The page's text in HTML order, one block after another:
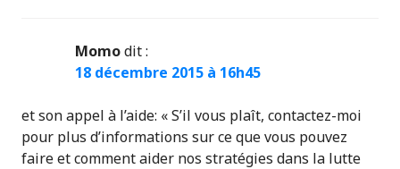
Momodit :
18 décembre 2015 à 16h45
et son appel à l’aide: « S’il vous plaît, contactez-moi
pour plus d’informations sur ce que vous pouvez
faire et comment aider nos stratégies dans la lutte